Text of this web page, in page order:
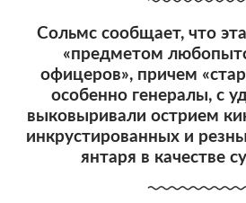
Сольмс сообщает, что
«предметом
офицеров», причем
особенно генералы, с
выковыривали острием
инкрустированных и
янтаря в качестве